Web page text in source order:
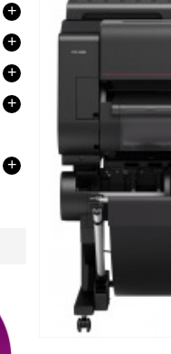
+
+
+
+
+